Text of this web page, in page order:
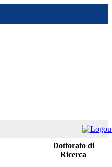
Dottorato di
Ricerca